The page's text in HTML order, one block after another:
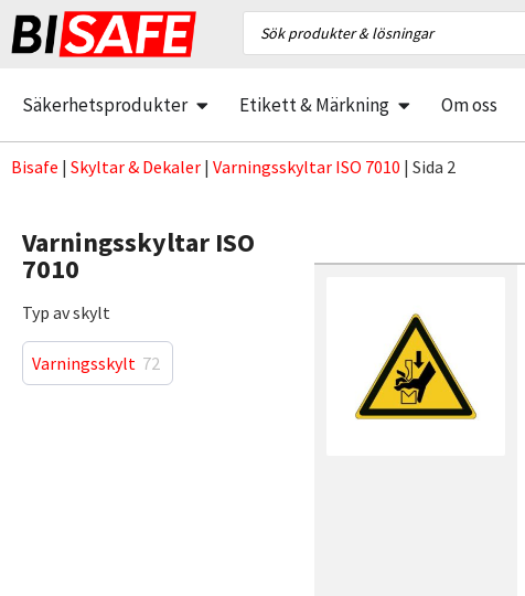
Säkerhetsprodukter Etikett & Märkning Om oss
Bisafe | Skyltar & Dekaler | Varningsskyltar ISO 7010 | Sida 2
Varningsskyltar ISO
7010
Typ av skylt
Varningsskylt 72